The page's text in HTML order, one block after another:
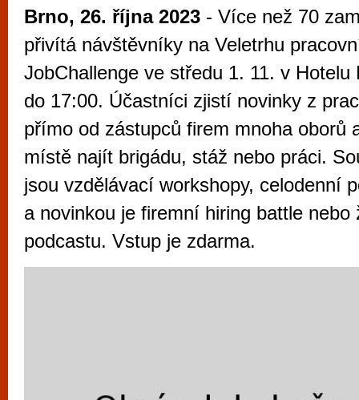
Brno, 26. října 2023 - Více než 70
přivítá návštěvníky na Veletrhu
JobChallenge ve středu 1. 11. v Hotelu
do 17:00. Účastníci zjistí novinky z
přímo od zástupců firem mnoha oborů
místě najít brigádu, stáž nebo práci.
jsou vzdělávací workshopy, celodenní
a novinkou je firemní hiring battle nebo
podcastu. Vstup je zdarma.
Brno je
zajímavé
restaurace,
Mimo jiné je ale také místem, kde si
vyzkoušet různé kasinové hry. V
metropoli naleznete širokou nabídku her
po moderní automaty jak pro pravidelné
příležitostné hráče. V...